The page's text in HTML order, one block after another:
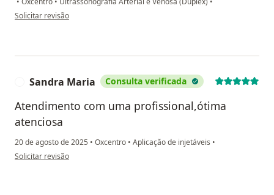
na opinião do utilizador Alice
Solicitar revisão
Sandra Maria Consulta verificada
Atendimento com uma profissional,ótima
atenciosa
20 de agosto de 2025 • Oxcentro • Aplicação de injetáveis •
na opinião do utilizador Sandra Maria
Solicitar revisão